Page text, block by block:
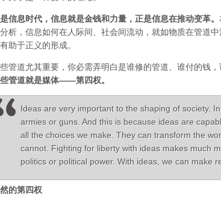
信息时代，信息就是金钱和力量，正是信息在推动变革。
析，信息如何在人际间、社会间流动，就如物质在管道
助于正义的形成。
管道尤其重要，你必需弄明白是谁修的管道、谁付的钱
管道就是媒体——第四权。
Ideas are very important to the shaping of society.
armies or guns. And this is because ideas are
all the choices we make. They can transform the
cannot. Fighting for liberty with ideas makes much
politics or political power. With ideas, we can make
的第四权